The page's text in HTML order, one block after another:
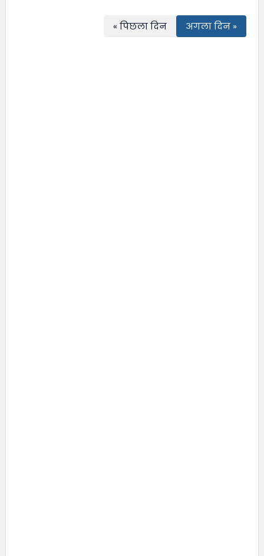
« पिछला दिन अगला दिन »